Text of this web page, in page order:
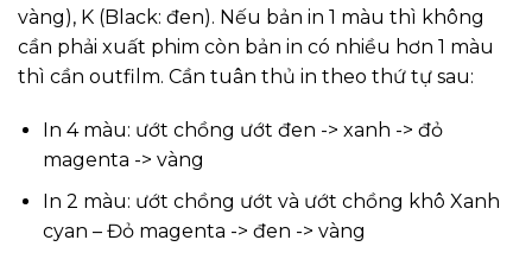
vàng), K (Black: đen). Nếu bản in 1 màu thì không
cần phải xuất phim còn bản in có nhiều hơn 1 màu
thì cần outfilm. Cần tuân thủ in theo thứ tự sau:
In 4 màu: ướt chồng ướt đen -> xanh -> đỏ
magenta -> vàng
In 2 màu: ướt chồng ướt và ướt chồng khô Xanh
cyan – Đỏ magenta -> đen -> vàng